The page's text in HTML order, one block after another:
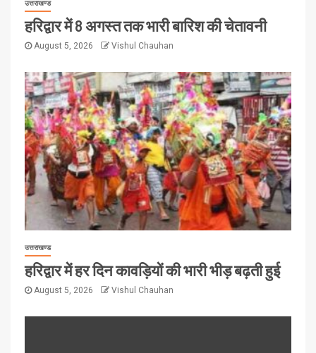
उत्तराखण्ड
हरिद्वार में 8 अगस्त तक भारी बारिश की चेतावनी
August 5, 2026 Vishul Chauhan
उत्तराखण्ड
हरिद्वार में हर दिन कावड़ियों की भारी भीड़ बढ़ती हुई
August 5, 2026 Vishul Chauhan